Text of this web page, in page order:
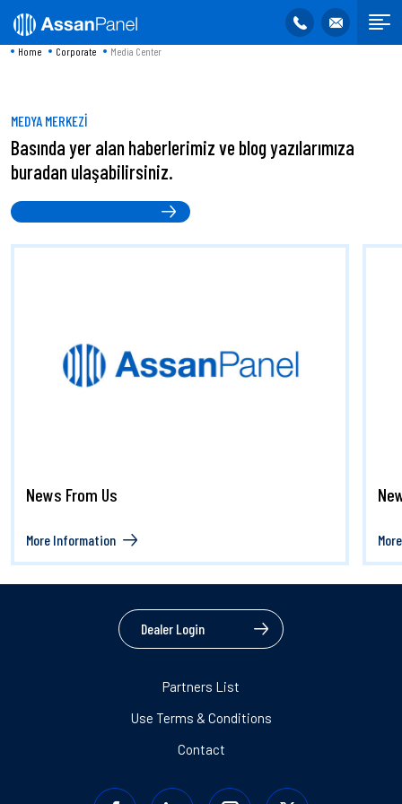
Home Corporate Media Center
MEDYA MERKEZİ
Basında yer alan haberlerimiz ve blog yazılarımıza
buradan ulaşabilirsiniz.
News From Us
More Information
Dealer Login
Partners List
Use Terms & Conditions
Contact